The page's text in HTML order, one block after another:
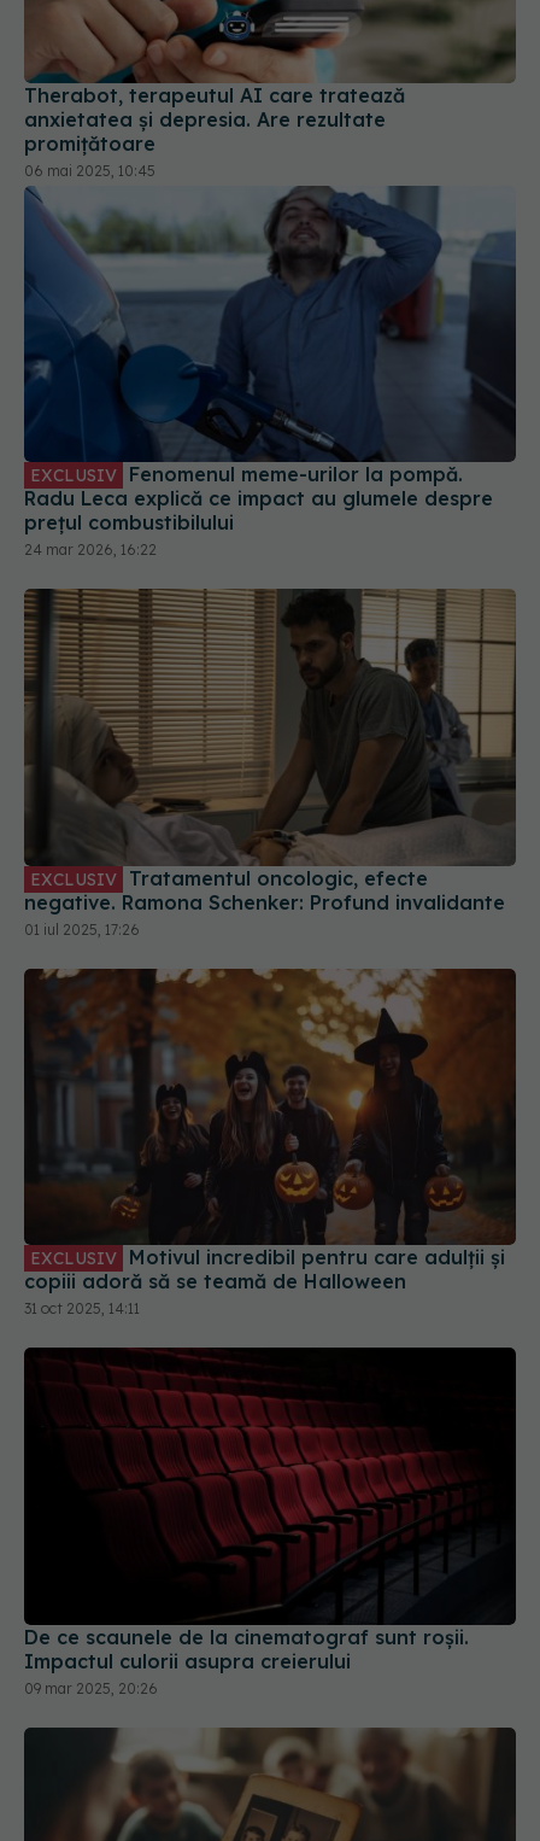
Therabot, terapeutul AI care tratează
anxietatea și depresia. Are rezultate
promițătoare
06 mai 2025, 10:45
EXCLUSIV
Radu Leca explică ce impact au glumele despre
prețul combustibilului
24 mar 2026, 16:22
EXCLUSIV
negative. Ramona Schenker: Profund invalidante
01 iul 2025, 17:26
EXCLUSIV
copiii adoră să se teamă de Halloween
31 oct 2025, 14:11
De ce scaunele de la cinematograf sunt roșii.
Impactul culorii asupra creierului
09 mar 2025, 20:26